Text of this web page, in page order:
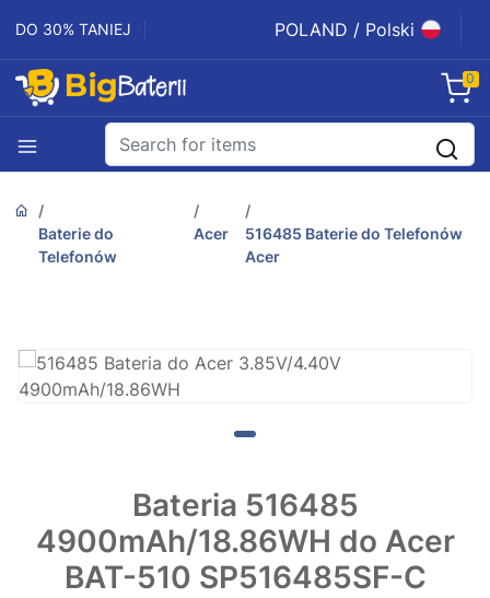
DO 30% TANIEJ POLAND / Polski
0
Baterie do
Telefonów
Acer
516485 Baterie do Telefonów
Acer
Bateria 516485
4900mAh/18.86WH do Acer
BAT-510 SP516485SF-C